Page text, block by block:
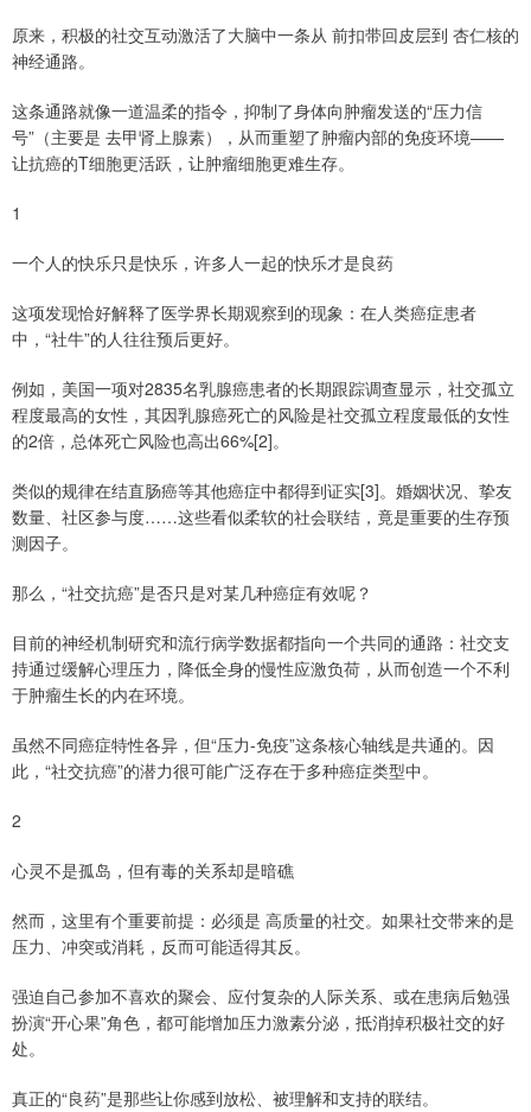
原来，积极的社交互动激活了大脑中一条从 前扣带回皮层到 杏仁核的
神经通路。
这条通路就像一道温柔的指令，抑制了身体向肿瘤发送的“压力信
号”（主要是 去甲肾上腺素），从而重塑了肿瘤内部的免疫环境——
让抗癌的T细胞更活跃，让肿瘤细胞更难生存。
1
一个人的快乐只是快乐，许多人一起的快乐才是良药
这项发现恰好解释了医学界长期观察到的现象：在人类癌症患者
中，“社牛”的人往往预后更好。
例如，美国一项对2835名乳腺癌患者的长期跟踪调查显示，社交孤立
程度最高的女性，其因乳腺癌死亡的风险是社交孤立程度最低的女性
的2倍，总体死亡风险也高出66%[2]。
类似的规律在结直肠癌等其他癌症中都得到证实[3]。婚姻状况、挚友
数量、社区参与度……这些看似柔软的社会联结，竟是重要的生存预
测因子。
那么，“社交抗癌”是否只是对某几种癌症有效呢？
目前的神经机制研究和流行病学数据都指向一个共同的通路：社交支
持通过缓解心理压力，降低全身的慢性应激负荷，从而创造一个不利
于肿瘤生长的内在环境。
虽然不同癌症特性各异，但“压力-免疫”这条核心轴线是共通的。因
此，“社交抗癌”的潜力很可能广泛存在于多种癌症类型中。
2
心灵不是孤岛，但有毒的关系却是暗礁
然而，这里有个重要前提：必须是 高质量的社交。如果社交带来的是
压力、冲突或消耗，反而可能适得其反。
强迫自己参加不喜欢的聚会、应付复杂的人际关系、或在患病后勉强
扮演“开心果”角色，都可能增加压力激素分泌，抵消掉积极社交的好
处。
真正的“良药”是那些让你感到放松、被理解和支持的联结。